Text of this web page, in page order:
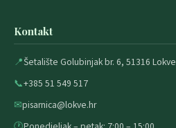
Kontakt
📍Šetalište Golubinjak br. 6, 51316 Lokve
📞+385 51 549 517
✉pisarnica@lokve.hr